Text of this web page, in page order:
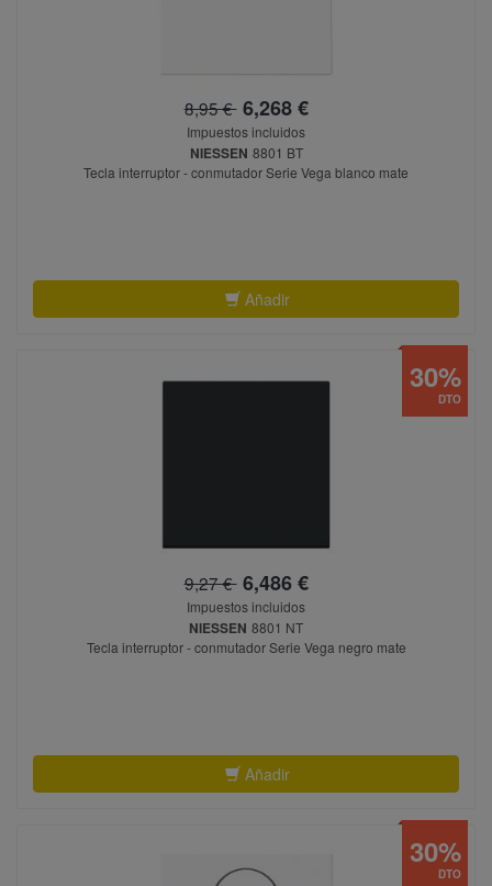
8,95 €6,268 €
Impuestos incluidos
NIESSEN 8801 BT
Tecla interruptor - conmutador Serie Vega blanco mate
Añadir
9,27 €6,486 €
Impuestos incluidos
NIESSEN 8801 NT
Tecla interruptor - conmutador Serie Vega negro mate
Añadir
DTO
30%
DTO
30%